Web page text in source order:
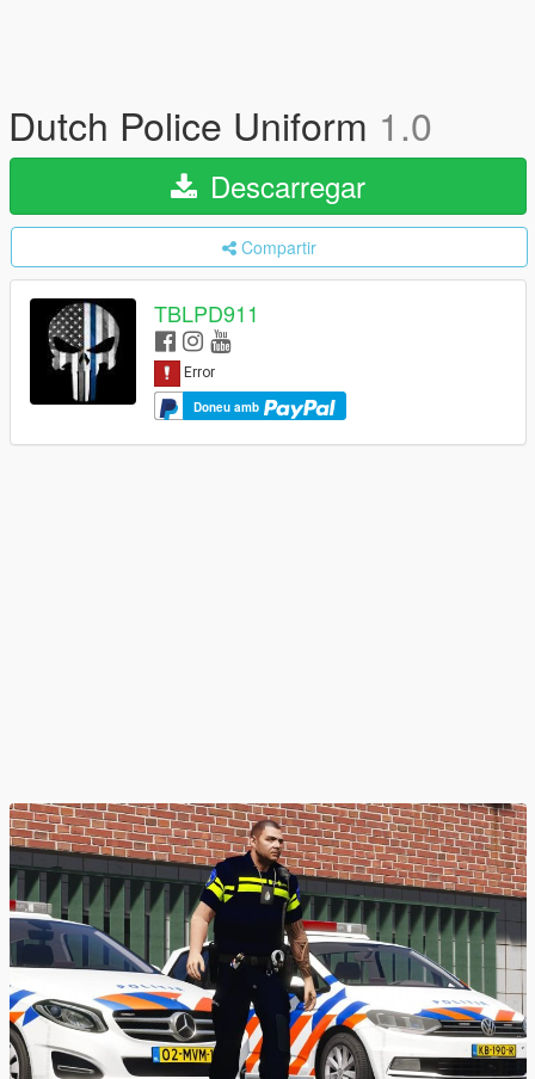
Dutch Police Uniform 1.0
Descarregar
Compartir
TBLPD911
Doneu amb